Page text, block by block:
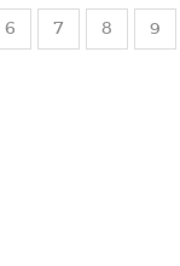
6 7 8 9